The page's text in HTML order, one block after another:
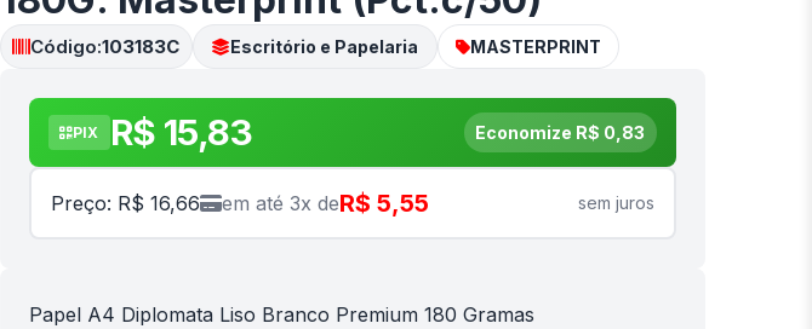
Código:103183C Escritório e Papelaria MASTERPRINT
PIX R$ 15,83 Economize R$ 0,83
Preço: R$ 16,66 em até 3x deR$ 5,55 sem juros
Papel A4 Diplomata Liso Branco Premium 180 Gramas